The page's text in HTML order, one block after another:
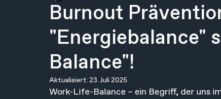
Burnout
"Energiebalance"
Balance"!
Aktualisiert: 23. Juli 2025
Work-Life-Balance – ein Begriff, der uns